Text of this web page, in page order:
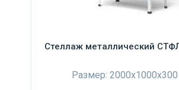
Стеллаж металлический
Размер: